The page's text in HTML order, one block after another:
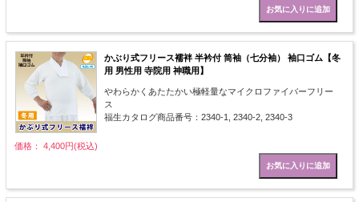
かぶり式フリース襦袢 半衿付 筒袖（七分袖） 袖口ゴム【冬
用 男性用 寺院用 神職用】
やわらかくあたたかい極軽量なマイクロファイバーフリー
ス
福生カタログ商品番号：2340-1, 2340-2, 2340-3
価格： 4,400円(税込)